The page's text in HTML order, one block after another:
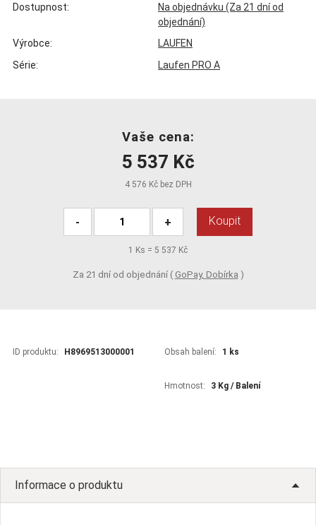
Dostupnost:
Na objednávku (Za 21 dní od
objednání)
Výrobce:
LAUFEN
Série:
Laufen PRO A
Vaše cena:
5 537 Kč
4 576 Kč bez DPH
- + Koupit
1 Ks = 5 537 Kč
Za 21 dní od objednání ( GoPay, Dobírka )
ID produktu: H8969513000001 Obsah balení: 1 ks
Hmotnost: 3 Kg / Balení
Informace o produktu